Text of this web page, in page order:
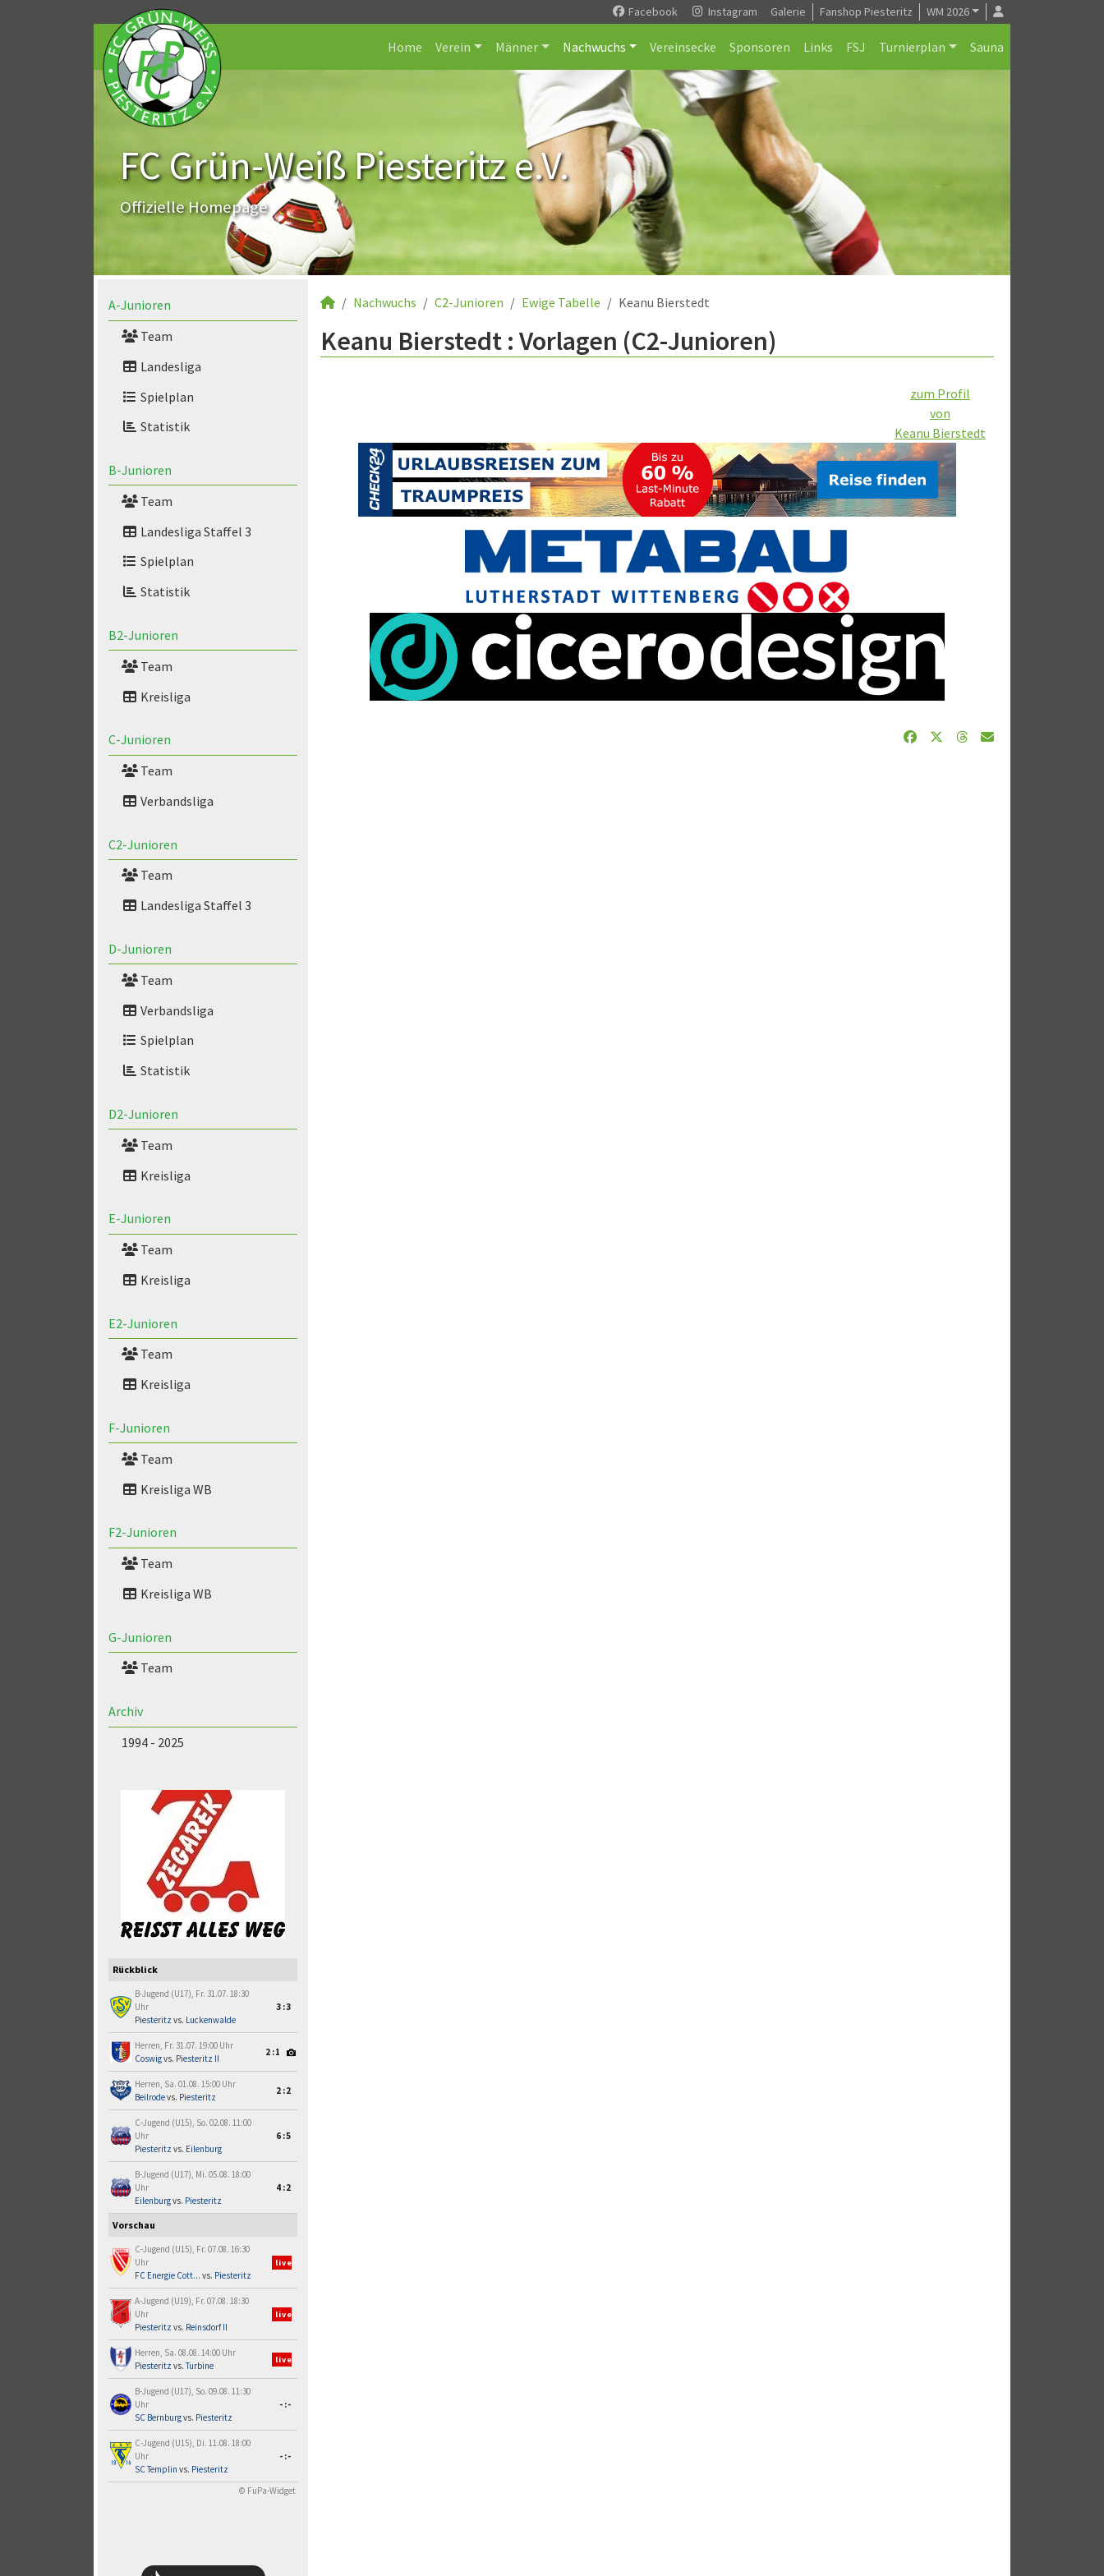
Facebook Instagram Galerie Fanshop Piesteritz WM 2026
Home Verein Männer Nachwuchs Vereinsecke Sponsoren Links FSJ Turnierplan Sauna
FC Grün-Weiß Piesteritz e.V.
Offizielle Homepage
A-Junioren
Team
Landesliga
Spielplan
Statistik
B-Junioren
Team
Landesliga Staffel 3
Spielplan
Statistik
B2-Junioren
Team
Kreisliga
C-Junioren
Team
Verbandsliga
C2-Junioren
Team
Landesliga Staffel 3
D-Junioren
Team
Verbandsliga
Spielplan
Statistik
D2-Junioren
Team
Kreisliga
E-Junioren
Team
Kreisliga
E2-Junioren
Team
Kreisliga
F-Junioren
Team
Kreisliga WB
F2-Junioren
Team
Kreisliga WB
G-Junioren
Team
Archiv
1994 - 2025
Rückblick
B-Jugend (U17), Fr. 31.07. 18:30
Uhr
Piesteritz vs. Luckenwalde
3:3
Herren, Fr. 31.07. 19:00 Uhr
Coswigvs. Piesteritz II
2:1
Herren, Sa. 01.08. 15:00 Uhr
Beilrodevs. Piesteritz
2:2
C-Jugend (U15), So. 02.08. 11:00
Uhr
Piesteritz vs. Eilenburg
6:5
B-Jugend (U17), Mi. 05.08. 18:00
Uhr
Eilenburgvs. Piesteritz
4:2
Vorschau
C-Jugend (U15), Fr. 07.08. 16:30
Uhr
FC Energie Cott... vs. Piesteritz
live
A-Jugend (U19), Fr. 07.08. 18:30
Uhr
Piesteritz vs. Reinsdorf II
live
Herren, Sa. 08.08. 14:00 Uhr
Piesteritz vs.Turbine
live
B-Jugend (U17), So. 09.08. 11:30
Uhr
SC Bernburgvs. Piesteritz
-:-
C-Jugend (U15), Di. 11.08. 18:00
Uhr
SC Templin vs. Piesteritz
-:-
© FuPa-Widget
Nachwuchs C2-Junioren Ewige Tabelle Keanu Bierstedt
Keanu Bierstedt : Vorlagen (C2-Junioren)
zum Profil
von
Keanu Bierstedt